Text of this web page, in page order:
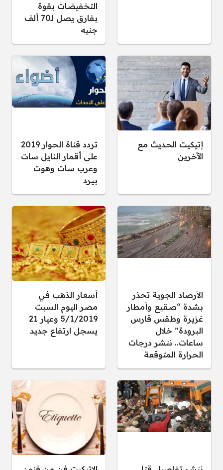
التخفيضات بقوة
بفارق يصل لـ70 ألف
جنيه
إتيكيت الحديث مع
الآخرين
تردد قناة الحوار 2019
على أقمار النايل سات
وعرب سات وهوت
بيرد
الأرصاد الجوية تحذر
بشدة “صقيع وأمطار
غزيرة وطقس قارس
البرودة” خلال
ساعات.. ننشر درجات
الحرارة المتوقعة
أسعار الذهب في
مصر اليوم السبت
5/1/2019 وعيار 21
يسجل ارتفاع جديد